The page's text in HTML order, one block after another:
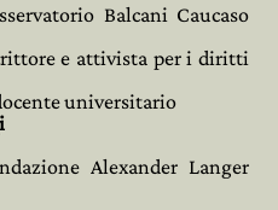
Balcani Caucaso
e attivista per i diritti
universitario
Alexander Langer